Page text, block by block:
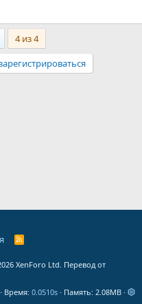
4 из 4
R
XenForo Ltd. Перевод от
Время 0.0510s Память 2.08MB